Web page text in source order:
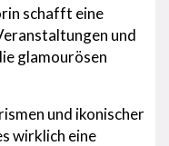
schafft eine
und
glamourösen
und ikonischer
wirklich eine